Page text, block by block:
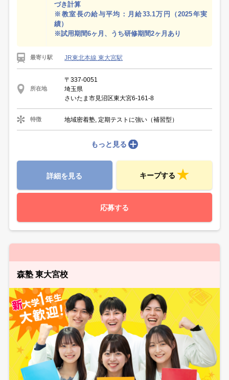
づき計算
※教室長の給与平均：月給33.1万円（2025年実
績）
※試用期間6ヶ月、うち研修期間2ヶ月あり
最寄り駅 JR東北本線 東大宮駅
所在地
〒337-0051
埼玉県
さいたま市見沼区東大宮6-161-8
特徴 地域密着塾, 定期テストに強い（補習型）
もっと見る
詳細を見る キープする
応募する
森塾 東大宮校